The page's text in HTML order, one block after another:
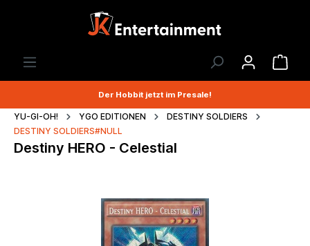
Der Hobbit jetzt im Presale!
YU-GI-OH! YGO EDITIONEN
DESTINY SOLDIERS
DESTINY SOLDIERS#NULL
Destiny HERO - Celestial